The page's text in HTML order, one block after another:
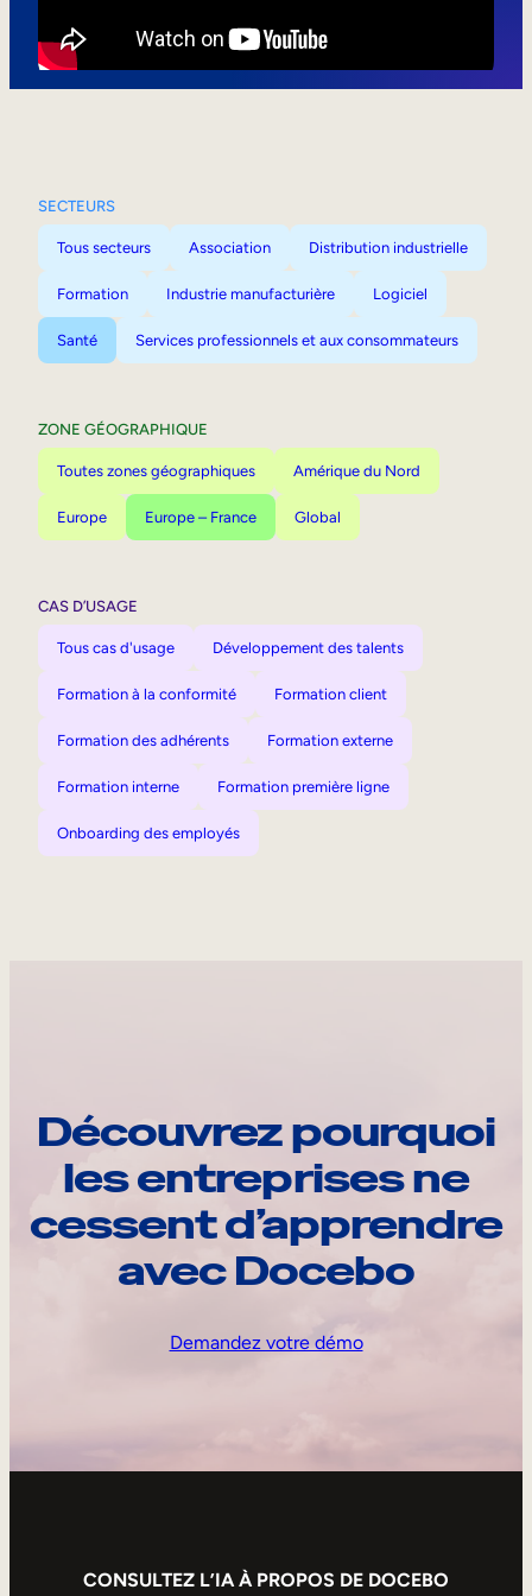
SECTEURS
Tous secteurs Association Distribution industrielle
Formation Industrie manufacturière Logiciel
Santé Services professionnels et aux consommateurs
ZONE GÉOGRAPHIQUE
Toutes zones géographiques Amérique du Nord
Europe Europe – France Global
CAS D’USAGE
Tous cas d'usage Développement des talents
Formation à la conformité Formation client
Formation des adhérents Formation externe
Formation interne Formation première ligne
Onboarding des employés
Découvrez pourquoi
les entreprises ne
cessent d’apprendre
avec Docebo
Demandez votre démo
CONSULTEZ L’IA À PROPOS DE DOCEBO